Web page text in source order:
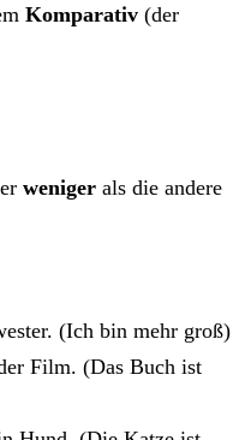
Komparativ (der
weniger als die andere
(Ich bin mehr groß)
Film. (Das Buch ist